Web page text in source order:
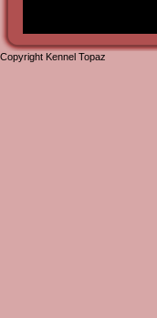
Copyright Kennel Topaz